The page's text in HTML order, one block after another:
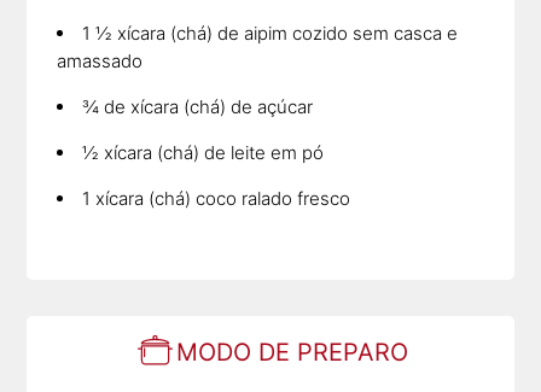
1 ½ xícara (chá) de aipim cozido sem casca e
amassado
¾ de xícara (chá) de açúcar
½ xícara (chá) de leite em pó
1 xícara (chá) coco ralado fresco
MODO DE PREPARO